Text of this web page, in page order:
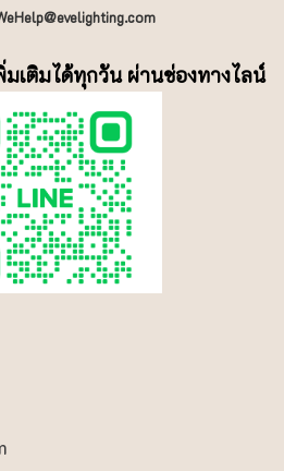
เติมได้ทุกวัน ผ่านช่องทางไลน์